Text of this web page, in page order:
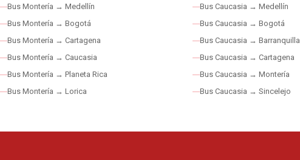
Bus Montería → Medellín
Bus Montería → Bogotá
Bus Montería → Cartagena
Bus Montería → Caucasia
Bus Montería → Planeta Rica
Bus Montería → Lorica
Bus Caucasia → Medellín
Bus Caucasia → Bogotá
Bus Caucasia → Barranquilla
Bus Caucasia → Cartagena
Bus Caucasia → Montería
Bus Caucasia → Sincelejo